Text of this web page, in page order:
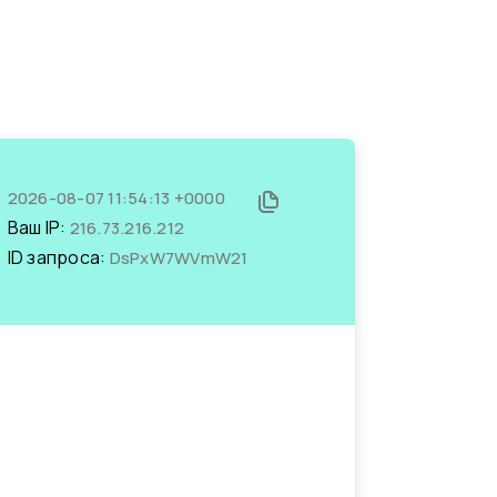
2026-08-07 11:54:13 +0000
Ваш IP: 216.73.216.212
ID запроса: DsPxW7WVmW21